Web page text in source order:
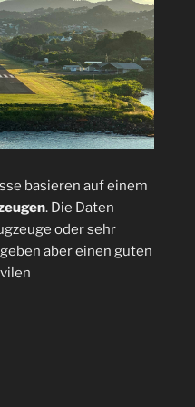
basieren auf einem
. Die Daten
oder sehr
aber einen guten